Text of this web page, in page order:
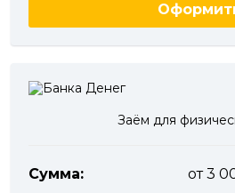
Заём для
Сумма:
от 3